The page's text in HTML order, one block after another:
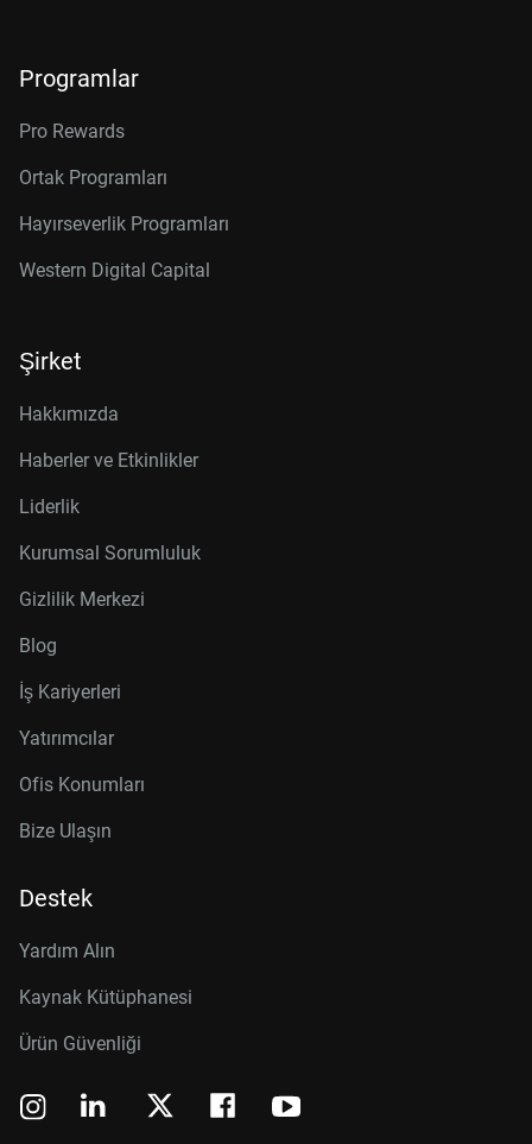
Programlar
Pro Rewards
Ortak Programları
Hayırseverlik Programları
Western Digital Capital
Şirket
Hakkımızda
Haberler ve Etkinlikler
Liderlik
Kurumsal Sorumluluk
Gizlilik Merkezi
Blog
İş Kariyerleri
Yatırımcılar
Ofis Konumları
Bize Ulaşın
Destek
Yardım Alın
Kaynak Kütüphanesi
Ürün Güvenliği